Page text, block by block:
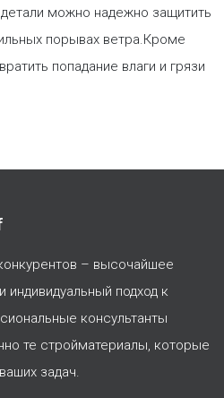
можно надежно защитить
порывах ветра.Кроме
попадание влаги и грязи
– высочайшее
индивидуальный подход к
консультанты
те стройматериалы, которые
задач.